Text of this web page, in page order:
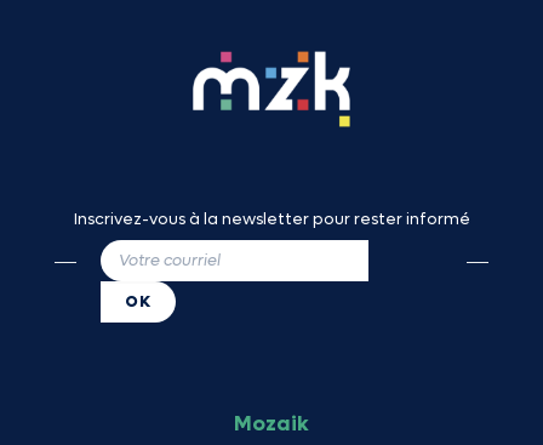
Inscrivez-vous à la newsletter pour rester informé
Mozaik